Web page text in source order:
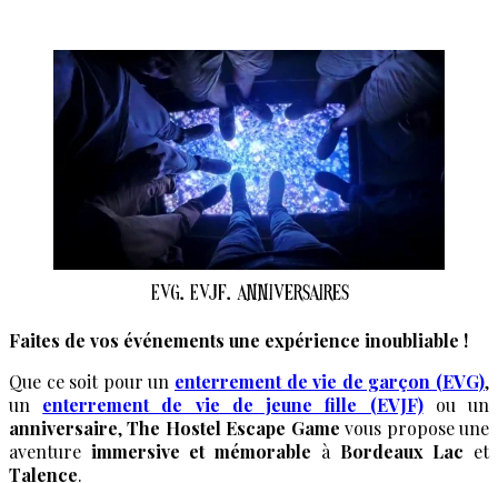
EVG. EVJF. Anniversaires
Faites de vos événements une expérience inoubliable !
Que ce soit pour un enterrement de vie de garçon (EVG),
un enterrement de vie de jeune fille (EVJF)ou un
anniversaire,The Hostel Escape Game vous propose une
aventure immersive et mémorable à Bordeaux Lac et
Talence.